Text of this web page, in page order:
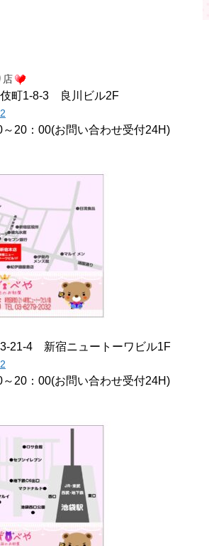
店
伎町1-8-3 良川ビル2F
～20：00(お問い合わせ受付24H)
3-21-4 新宿ニュートーワビル1F
～20：00(お問い合わせ受付24H)